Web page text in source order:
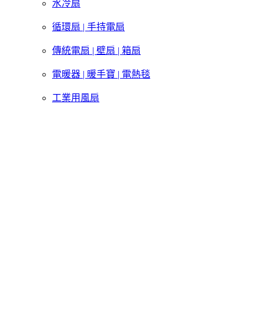
水冷扇
循環扇 | 手持電扇
傳統電扇 | 壁扇 | 箱扇
電暖器 | 暖手寶 | 電熱毯
工業用風扇